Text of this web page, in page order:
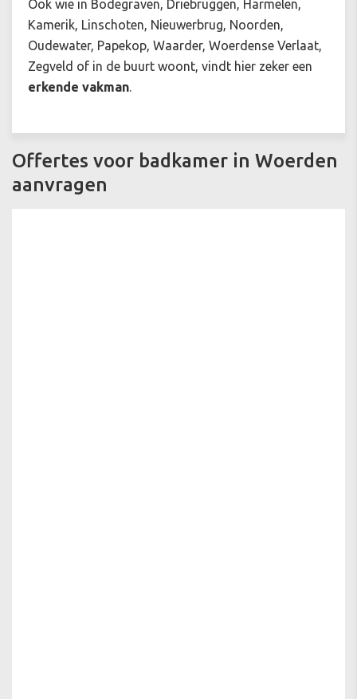
Ook wie in Bodegraven, Driebruggen, Harmelen,
Kamerik, Linschoten, Nieuwerbrug, Noorden,
Oudewater, Papekop, Waarder, Woerdense Verlaat,
Zegveld of in de buurt woont, vindt hier zeker een
erkende vakman.
Offertes voor badkamer in Woerden
aanvragen